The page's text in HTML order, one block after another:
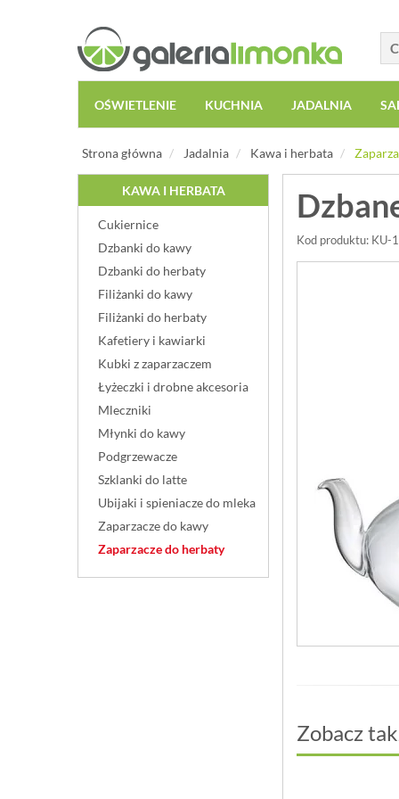
OŚWIETLENIE KUCHNIA JADALNIA
Strona główna Jadalnia Kawa i herbata
KAWA I HERBATA
Cukiernice
Dzbanki do kawy
Dzbanki do herbaty
Filiżanki do kawy
Filiżanki do herbaty
Kafetiery i kawiarki
Kubki z zaparzaczem
Łyżeczki i drobne akcesoria
Mleczniki
Młynki do kawy
Podgrzewacze
Szklanki do latte
Ubijaki i spieniacze do mleka
Zaparzacze do kawy
Zaparzacze do herbaty
Kod produktu:
Zobacz